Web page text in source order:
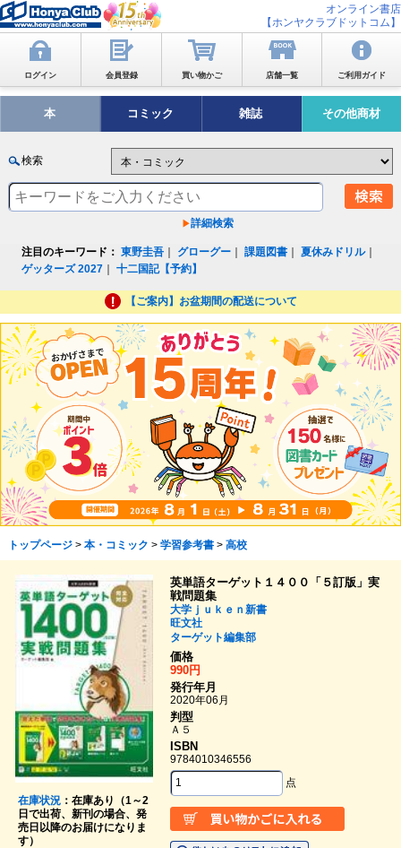
オンライン書店
【ホンヤクラブドットコム】
ログイン 会員登録 買い物かご 店舗一覧 ご利用ガイド
本 コミック 雑誌 その他商材
検索
詳細検索
注目のキーワード： 東野圭吾 グローグー ｜課題図書 ｜夏休みドリル｜
ゲッターズ 2027 ｜十二国記【予約】
【ご案内】お盆期間の配送について
トップページ> 本・コミック > 学習参考書> 高校
在庫状況：在庫あり（1～2
日で出荷、新刊の場合、発
売日以降のお届けになりま
す）
英単語ターゲット１４００「５訂版」実
戦問題集
大学ｊｕｋｅｎ新書
旺文社
ターゲット編集部
価格
990円
発行年月
2020年06月
判型
Ａ５
ISBN
9784010346556
点